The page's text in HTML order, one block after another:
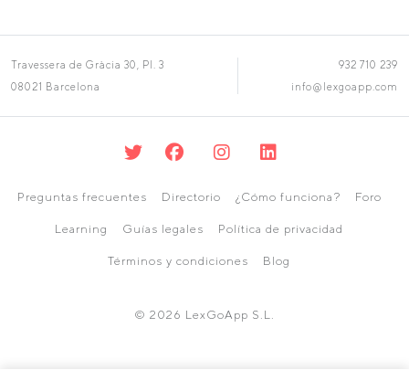
Travessera de Gràcia 30, Pl. 3
08021 Barcelona
932 710 239
info@lexgoapp.com
Preguntas frecuentes Directorio ¿Cómo funciona? Foro
Learning Guías legales Política de privacidad
Términos y condiciones Blog
© 2026 LexGoApp S.L.